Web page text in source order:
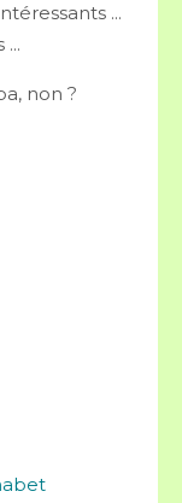
...
non ?